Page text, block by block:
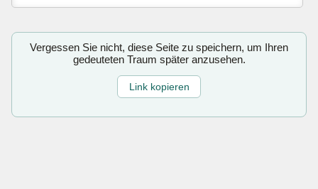
Vergessen Sie nicht, diese Seite zu speichern, um Ihren
gedeuteten Traum später anzusehen.
Link kopieren